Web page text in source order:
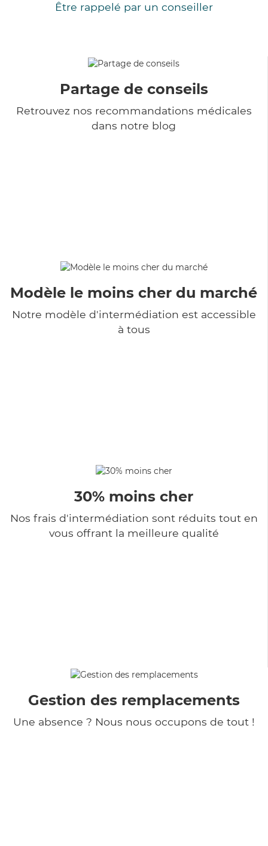
Être rappelé par un conseiller
Partage de conseils
Retrouvez nos recommandations médicales
dans notre blog
Modèle le moins cher du marché
Notre modèle d'intermédiation est accessible
à tous
30% moins cher
Nos frais d'intermédiation sont réduits tout en
vous offrant la meilleure qualité
Gestion des remplacements
Une absence ? Nous nous occupons de tout !